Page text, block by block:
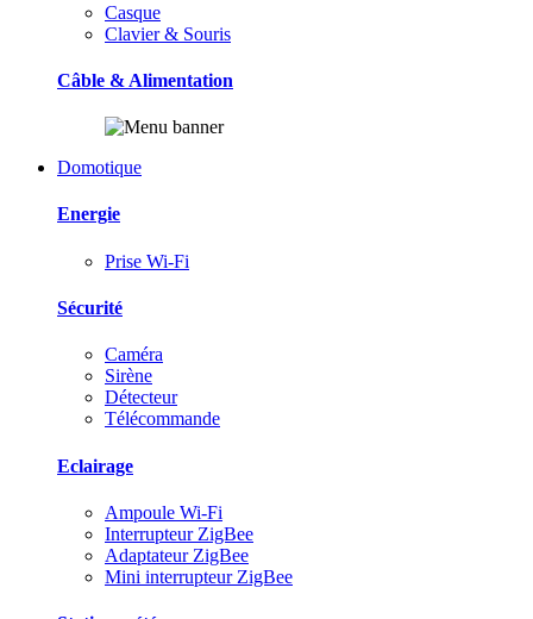
Casque
Clavier & Souris
Câble & Alimentation
Domotique
Energie
Prise Wi-Fi
Sécurité
Caméra
Sirène
Détecteur
Télécommande
Eclairage
Ampoule Wi-Fi
Interrupteur ZigBee
Adaptateur ZigBee
Mini interrupteur ZigBee